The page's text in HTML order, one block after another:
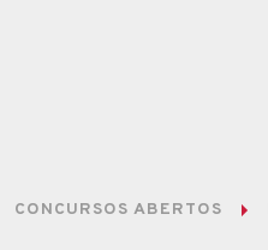
CONCURSOS ABERTOS